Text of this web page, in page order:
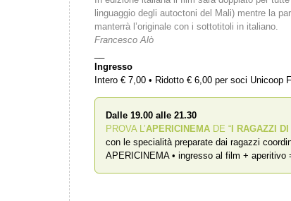
linguaggio degli autoctoni del Mali) mentre la
manterrà l’originale con i sottotitoli in italiano.
Francesco Alò
Ingresso
Intero € 7,00 • Ridotto € 6,00 per soci Unicoop
Dalle 19.00 alle 21.30
PROVA L’APERICINEMA DE “ I RAGAZZI
con le specialità preparate dai ragazzi
APERICINEMA • ingresso al film + aperitivo